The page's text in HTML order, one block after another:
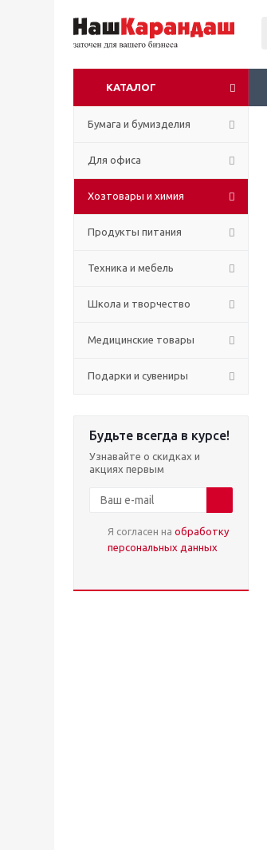
КАТАЛОГ
Бумага и бумизделия
Для офиса
Хозтовары и химия
Продукты питания
Техника и мебель
Школа и творчество
Медицинские товары
Подарки и сувениры
Будьте всегда в курсе!
Узнавайте о скидках и
акциях первым
Я согласен на обработку
персональных данных